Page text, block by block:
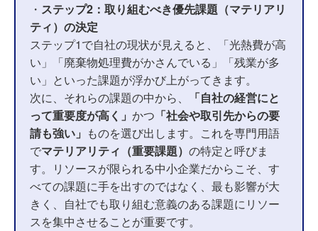
・ ステップ2：取り組むべき優先課題（マテリアリ
ティ）の決定
ステップ1で自社の現状が見えると、「光熱費が高
い」「廃棄物処理費がかさんでいる」「残業が多
い」といった課題が浮かび上がってきます。
次に、それらの課題の中から、
「自社の経営にと
って重要度が高く」 かつ 「社会や取引先からの要
請も強い」 ものを選び出します。これを専門用語
でマテリアリティ（重要課題） の特定と呼びま
す。リソースが限られる中小企業だからこそ、す
べての課題に手を出すのではなく、最も影響が大
きく、自社でも取り組む意義のある課題にリソー
スを集中させることが重要です。